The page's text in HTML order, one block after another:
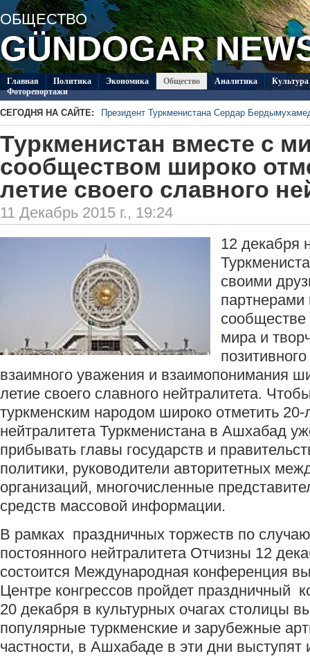
ОБЩЕСТВО
GÜNDOGAR
Главная Политикa Экономика Общество Аналитика
Культура
Фоторепортажи
СЕГОДНЯ НА САЙТЕ:
Президент Туркменистана Сердар
В посольстве Туркменистана в Душанбе
Специалисты из Туркменистана изучают на
ледников Тянь-Шаня
Глава ОБСЕ прибыл с визитом в Туркменистан
Около 20 работ из стран СНГ поступило на
Туркменистан пригласил Ассоциацию «Akhal-
по коневодству
Туркменистан вместе с
сообществом широко
летие своего славного
11 Декабрь 2015 г., 19:24
12 декабря
своими
мира и
взаимного уважения и взаимопонимания
летие своего славного нейтралитета.
туркменским народом широко отметить
нейтралитета Туркменистана в Ашхабад
прибывать главы государств и
политики, руководители авторитетных
организаций, многочисленные
средств массовой информации.
В рамках праздничных торжеств по
постоянного нейтралитета Отчизны 12
состоится Международная конференция
Центре конгрессов пройдет праздничный
20 декабря в культурных очагах столицы
популярные туркменские и зарубежные
частности, в Ашхабаде в эти дни выступят